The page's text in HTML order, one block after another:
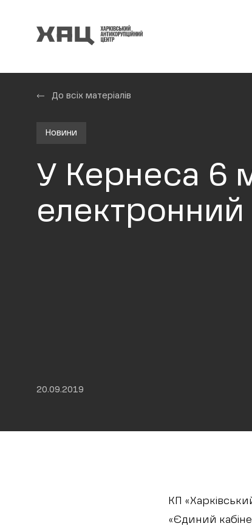
До всіх матеріалів
Новини
У Кернеса 6
електронний
20.09.2019
КП
«Єдиний